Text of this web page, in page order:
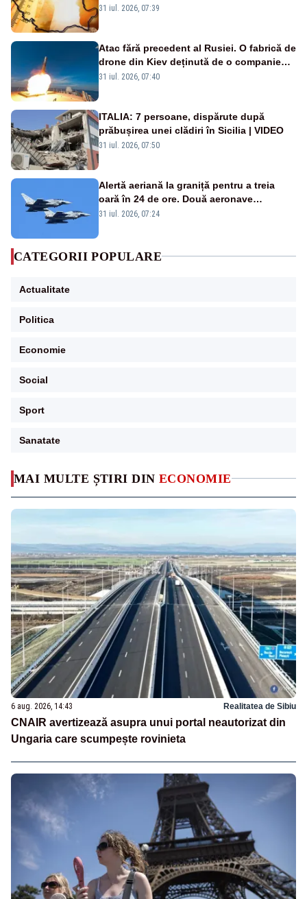
MAI MULTE ȘTIRI DIN ECONOMIE
6 aug. 2026, 14:43 Realitatea de Sibiu
CNAIR avertizează asupra unui portal neautorizat din
Ungaria care scumpește rovinieta
de grade, iar nopțile devin tropicale
31 iul. 2026, 07:39
Atac fără precedent al Rusiei. O fabrică de
drone din Kiev deținută de o companie
americană, distrusă de o rachetă
31 iul. 2026, 07:40
ITALIA: 7 persoane, dispărute după
prăbușirea unei clădiri în Sicilia | VIDEO
31 iul. 2026, 07:50
Alertă aeriană la graniță pentru a treia
oară în 24 de ore. Două aeronave
Eurofighter britanice au fost ridicate de la
31 iul. 2026, 07:24
CATEGORII POPULARE
Actualitate
Politica
Economie
Social
Sport
Sanatate